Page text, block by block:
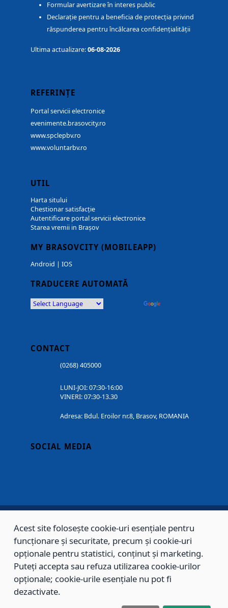
Formular avertizare în interes public
Declarație pentru a beneficia de protecția privind
răspunderea pentru încălcarea confidențialității
Ultima actualizare:06-08-2026
REFERINȚE
Portal servicii electronice
evenimente.brasovcity.ro
www.spclepbv.ro
www.voluntarbv.ro
UTIL
Harta sitului
Chestionar satisfacție
Autentificare portal servicii electronice
Starea vremii in Brașov
MY BRASOVCITY (MOBILEAPP)
Android | IOS
TRADUCERE AUTOMATĂ
CONTACT
(0268) 405000
LUNI-JOI: 07:30-16:00
VINERI: 07:30-13.30
Adresa: Bdul. Eroilor nr.8, Brasov, ROMANIA
SOCIAL MEDIA
Copyright © 2002 - 2026 - PRIMĂRIA MUNICIPIULUI BRAȘOV, toate drepturile
rezervate.
Sitemap Contact
Acest site folosește cookie-uri esențiale pentru
funcționare și securitate, precum și cookie-uri
opționale pentru statistici, conținut și marketing.
Puteți accepta sau refuza utilizarea cookie-urilor
opționale; cookie-urile esențiale nu pot fi
dezactivate.